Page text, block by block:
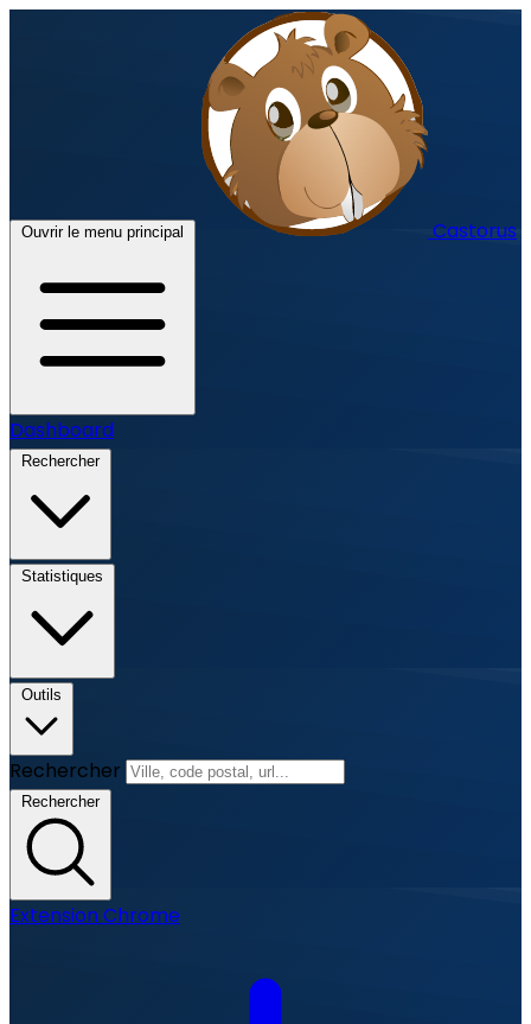
Ouvrir le menu principal Castorus
Dashboard
Rechercher
Statistiques
Outils
Rechercher
Rechercher
Extension Chrome